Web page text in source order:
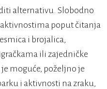
alternativu. Slobodno
poput čitanja
i brojalica,
ili zajedničke
moguće, poželjno je
i aktivnosti na zraku,